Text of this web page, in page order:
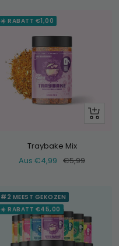
☀️ RABATT €1,00
Schau
Traybake Mix
Verkaufspreis
Aus €4,99 Normaler
€5,99
#2 MEEST GEKOZEN
☀️ RABATT €45,00